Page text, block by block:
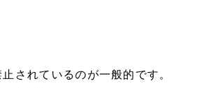
されているのが一般的です。